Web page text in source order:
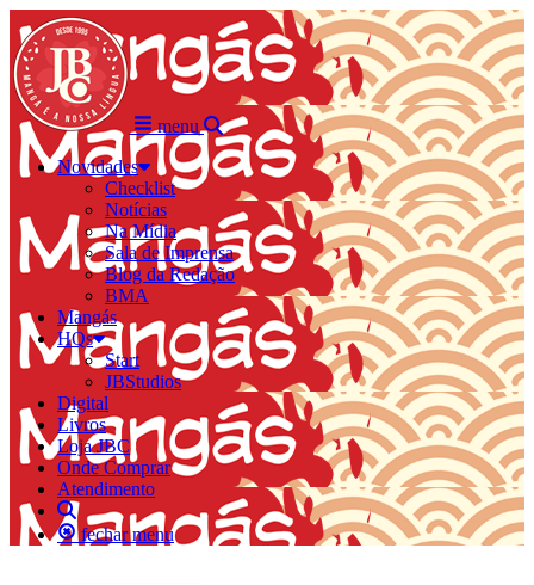
menu
Novidades
Checklist
Notícias
Na Mídia
Sala de Imprensa
Blog da Redação
BMA
Mangás
HQs
Start
JBStudios
Digital
Livros
Loja JBC
Onde Comprar
Atendimento
fechar menu